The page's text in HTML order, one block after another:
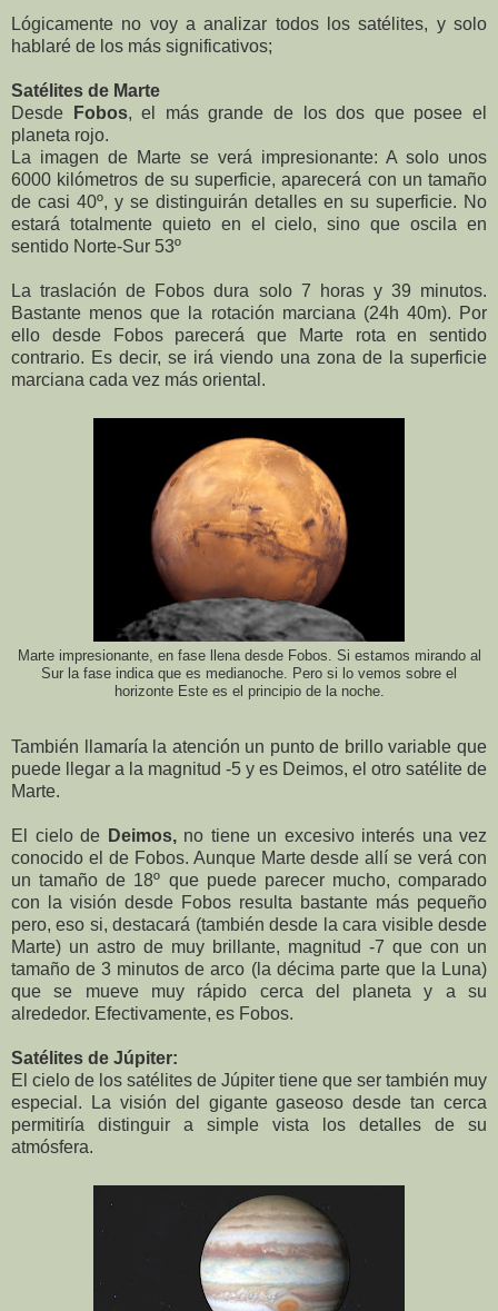
Lógicamente no voy a analizar todos los satélites, y solo
hablaré de los más significativos;
Satélites de Marte
Desde
Fobos, el más grande de los dos que posee el
planeta rojo.
La imagen de Marte se verá impresionante: A solo unos
6000 kilómetros de su superficie, aparecerá con un tamaño
de casi 40º, y se distinguirán detalles en su superficie. No
estará totalmente quieto en el cielo, sino que oscila en
sentido Norte-Sur 53º
La traslación de Fobos dura solo 7 horas y 39 minutos.
Bastante menos que la rotación marciana (24h 40m). Por
ello desde Fobos parecerá que Marte rota en sentido
contrario. Es decir, se irá viendo una zona de la superficie
marciana cada vez más oriental.
Marte impresionante, en fase llena desde Fobos. Si estamos mirando al
Sur la fase indica que es medianoche. Pero si lo vemos sobre el
horizonte Este es el principio de la noche.
También llamaría la atención un punto de brillo variable que
puede llegar a la magnitud -5 y es Deimos, el otro satélite de
Marte.
El cielo de Deimos,no tiene un excesivo interés una vez
conocido el de Fobos. Aunque Marte desde allí se verá con
un tamaño de 18º que puede parecer mucho, comparado
con la visión desde Fobos resulta bastante más pequeño
pero, eso si, destacará (también desde la cara visible desde
Marte) un astro de muy brillante, magnitud -7 que con un
tamaño de 3 minutos de arco (la décima parte que la Luna)
que se mueve muy rápido cerca del planeta y a su
alrededor. Efectivamente, es Fobos.
Satélites de Júpiter:
El cielo de los satélites de Júpiter tiene que ser también muy
especial. La visión del gigante gaseoso desde tan cerca
permitiría distinguir a simple vista los detalles de su
atmósfera.